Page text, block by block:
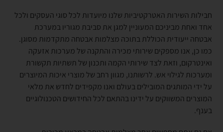
חבילות השירות האטרקטיביות שלנו מיועדות לכל סוגי העסקים ולכל
אחד ואחת מביניכם המעוניין למגן את סביבת מגוריו במערכת
אבטחה ייעודית הכוללת בתוכה מצלמות אבטחה מתקדמות מסוגן.
כמו כן, אנו מספקים שירותי מכירה והתקנה של מערכות אזעקה
ואינטרקום, וזאת לצד שירותי הקמה ותכנון של תשתיות תקשורת
ומערכות לגילוי אש. לרשותנו, מגוון רחב של מוצרי איכות המיוצרים
על ידי המותגים המובילים בעולם ואנו מקפידים לחדש את מלאי
המוצרים המשווקים על ידינו בהתאם לכל החידושים הטכנולוגיים
בענף.